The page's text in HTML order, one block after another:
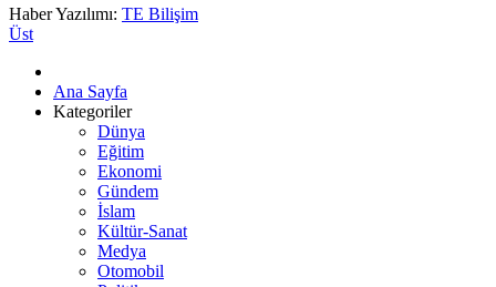
Haber Yazılımı: TE Bilişim
Üst
Ana Sayfa
Kategoriler
Dünya
Eğitim
Ekonomi
Gündem
İslam
Kültür-Sanat
Medya
Otomobil